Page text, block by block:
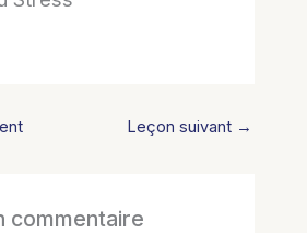
Leçon suivant →
commentaire